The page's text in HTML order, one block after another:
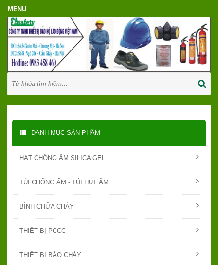
DANH MỤC SẢN PHẨM
HẠT CHỐNG ẨM SILICA GEL
TÚI CHỐNG ẨM - TÚI HÚT ẨM
BÌNH CHỮA CHÁY
THIẾT BỊ PCCC
THIẾT BỊ BÁO CHÁY